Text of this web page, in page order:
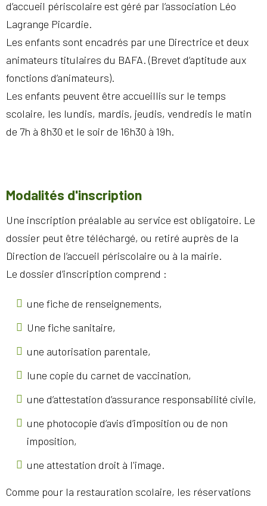
d’accueil périscolaire est géré par l’association Léo
Lagrange Picardie.
Les enfants sont encadrés par une Directrice et deux
animateurs titulaires du BAFA. (Brevet d’aptitude aux
fonctions d’animateurs).
Les enfants peuvent être accueillis sur le temps
scolaire, les lundis, mardis, jeudis, vendredis le matin
de 7h à 8h30 et le soir de 16h30 à 19h.
Modalités d'inscription
Une inscription préalable au service est obligatoire. Le
dossier peut être téléchargé, ou retiré auprès de la
Direction de l’accueil périscolaire ou à la mairie.
Le dossier d’inscription comprend :
une fiche de renseignements,
Une fiche sanitaire,
une autorisation parentale,
lune copie du carnet de vaccination,
une d’attestation d’assurance responsabilité civile,
une photocopie d’avis d’imposition ou de non
imposition,
une attestation droit à l'image.
Comme pour la restauration scolaire, les réservations